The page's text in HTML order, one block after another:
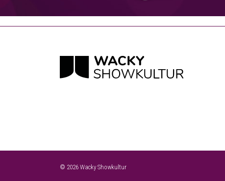
© 2026 Wacky Showkultur